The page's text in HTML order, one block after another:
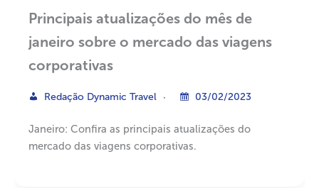
Principais atualizações do mês de
janeiro sobre o mercado das viagens
corporativas
Redação Dynamic Travel 03/02/2023
Janeiro: Confira as principais atualizações do
mercado das viagens corporativas.